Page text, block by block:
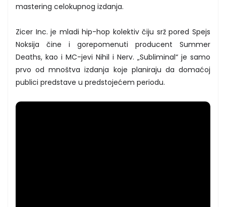
mastering celokupnog izdanja.
Zicer Inc. je mladi hip-hop kolektiv čiju srž pored Spejs
Noksija čine i gorepomenuti producent Summer
Deaths, kao i MC-jevi Nihil i Nerv. „Subliminal“ je samo
prvo od mnoštva izdanja koje planiraju da domaćoj
publici predstave u predstojećem periodu.